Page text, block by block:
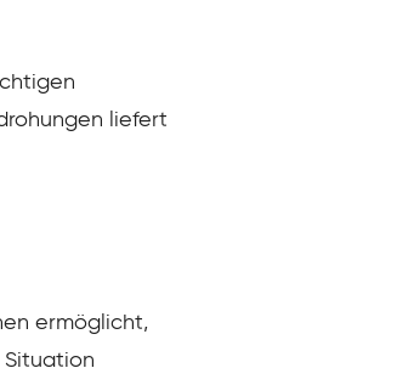
liefert
ermöglicht,
Situation